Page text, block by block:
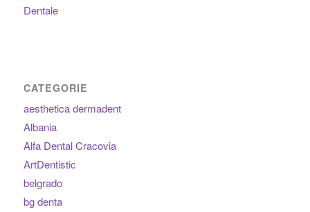
Dentale
CATEGORIE
aesthetica dermadent
Albania
Alfa Dental Cracovia
ArtDentistic
belgrado
bg denta